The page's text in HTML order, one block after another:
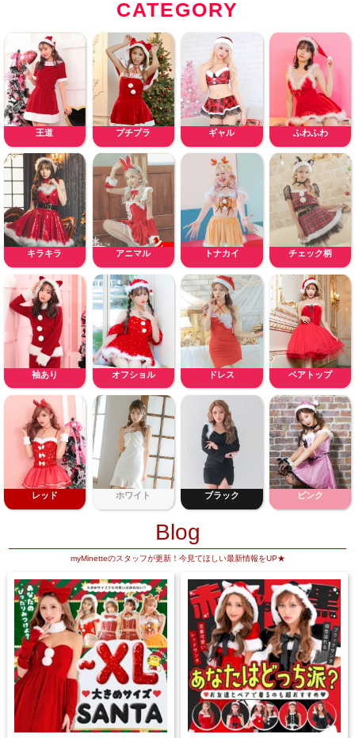
CATEGORY
王道 プチプラ ギャル ふわふわ
キラキラ アニマル トナカイ チェック柄
袖あり オフショル ドレス ベアトップ
レッド ホワイト ブラック ピンク
Blog
myMinetteのスタッフが更新！今見てほしい最新情報をUP★